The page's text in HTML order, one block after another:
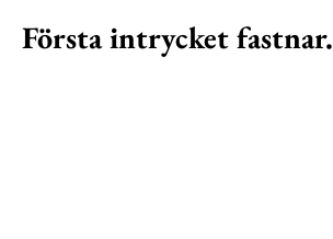
Första intrycket fastnar.